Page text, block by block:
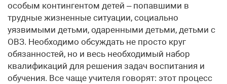
особым контингентом детей – попавшими в
трудные жизненные ситуации, социально
уязвимыми детьми, одаренными детьми, детьми с
ОВЗ. Необходимо обсуждать не просто круг
обязанностей, но и весь необходимый набор
квалификаций для решения задач воспитания и
обучения. Все чаще учителя говорят: этот процесс